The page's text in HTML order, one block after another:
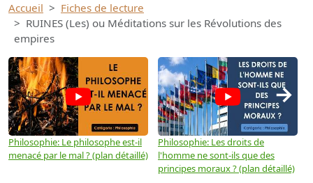
Accueil
Fiches de lecture
RUINES (Les) ou Méditations sur les Révolutions des
empires
Philosophie: Le philosophe est-il
menacé par le mal ? (plan détaillé)
Philosophie: Les droits de
l'homme ne sont-ils que des
principes moraux ? (plan détaillé)
→